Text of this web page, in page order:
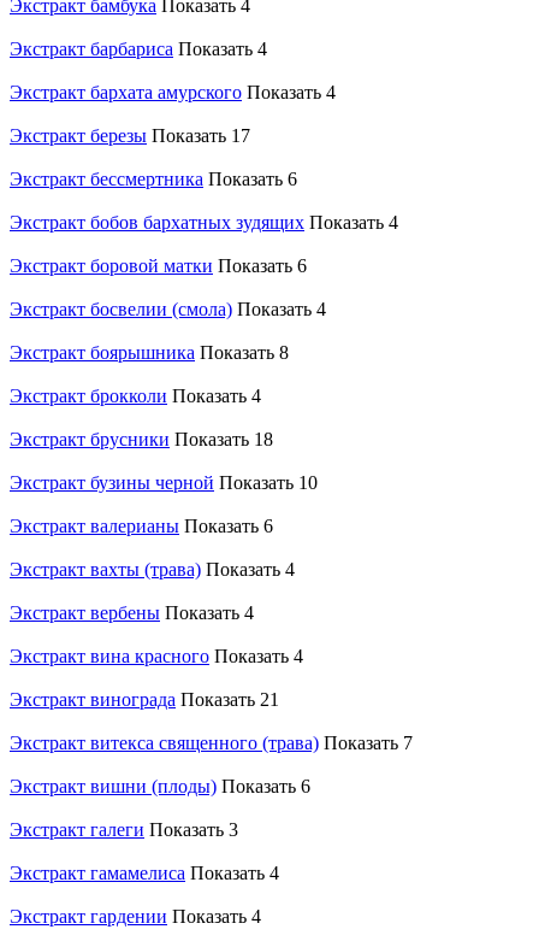
Экстракт бамбука Показать 4
Экстракт барбариса Показать 4
Экстракт бархата амурского Показать 4
Экстракт березы Показать 17
Экстракт бессмертника Показать 6
Экстракт бобов бархатных зудящих Показать 4
Экстракт боровой матки Показать 6
Экстракт босвелии (смола) Показать 4
Экстракт боярышника Показать 8
Экстракт брокколи Показать 4
Экстракт брусники Показать 18
Экстракт бузины черной Показать 10
Экстракт валерианы Показать 6
Экстракт вахты (трава) Показать 4
Экстракт вербены Показать 4
Экстракт вина красного Показать 4
Экстракт винограда Показать 21
Экстракт витекса священного (трава) Показать 7
Экстракт вишни (плоды) Показать 6
Экстракт галеги Показать 3
Экстракт гамамелиса Показать 4
Экстракт гардении Показать 4